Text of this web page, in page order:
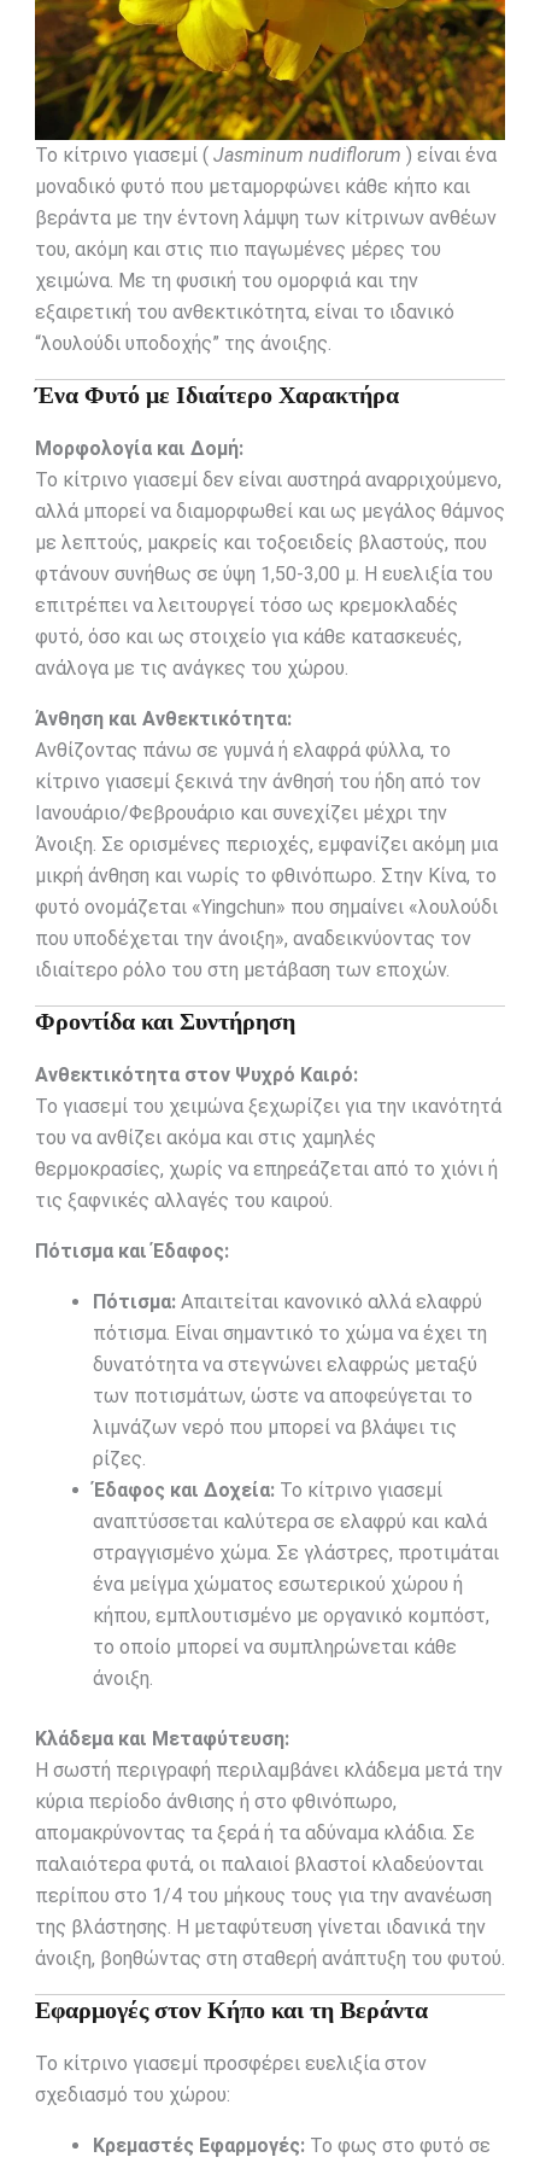
Το κίτρινο γιασεμί ( Jasminum nudiflorum ) είναι ένα
μοναδικό φυτό που μεταμορφώνει κάθε κήπο και
βεράντα με την έντονη λάμψη των κίτρινων ανθέων
του, ακόμη και στις πιο παγωμένες μέρες του
χειμώνα. Με τη φυσική του ομορφιά και την
εξαιρετική του ανθεκτικότητα, είναι το ιδανικό
“λουλούδι υποδοχής” της άνοιξης.
Ένα Φυτό με Ιδιαίτερο Χαρακτήρα
Μορφολογία και Δομή:
Το κίτρινο γιασεμί δεν είναι αυστηρά αναρριχούμενο,
αλλά μπορεί να διαμορφωθεί και ως μεγάλος θάμνος
με λεπτούς, μακρείς και τοξοειδείς βλαστούς, που
φτάνουν συνήθως σε ύψη 1,50-3,00 μ. Η ευελιξία του
επιτρέπει να λειτουργεί τόσο ως κρεμοκλαδές
φυτό, όσο και ως στοιχείο για κάθε κατασκευές,
ανάλογα με τις ανάγκες του χώρου.
Άνθηση και Ανθεκτικότητα:
Ανθίζοντας πάνω σε γυμνά ή ελαφρά φύλλα, το
κίτρινο γιασεμί ξεκινά την άνθησή του ήδη από τον
Ιανουάριο/Φεβρουάριο και συνεχίζει μέχρι την
Άνοιξη. Σε ορισμένες περιοχές, εμφανίζει ακόμη μια
μικρή άνθηση και νωρίς το φθινόπωρο. Στην Κίνα, το
φυτό ονομάζεται «Yingchun» που σημαίνει «λουλούδι
που υποδέχεται την άνοιξη», αναδεικνύοντας τον
ιδιαίτερο ρόλο του στη μετάβαση των εποχών.
Φροντίδα και Συντήρηση
Ανθεκτικότητα στον Ψυχρό Καιρό:
Το γιασεμί του χειμώνα ξεχωρίζει για την ικανότητά
του να ανθίζει ακόμα και στις χαμηλές
θερμοκρασίες, χωρίς να επηρεάζεται από το χιόνι ή
τις ξαφνικές αλλαγές του καιρού.
Πότισμα και Έδαφος:
Πότισμα:Απαιτείται κανονικό αλλά ελαφρύ
πότισμα. Είναι σημαντικό το χώμα να έχει τη
δυνατότητα να στεγνώνει ελαφρώς μεταξύ
των ποτισμάτων, ώστε να αποφεύγεται το
λιμνάζων νερό που μπορεί να βλάψει τις
ρίζες.
Έδαφος και Δοχεία:Το κίτρινο γιασεμί
αναπτύσσεται καλύτερα σε ελαφρύ και καλά
στραγγισμένο χώμα. Σε γλάστρες, προτιμάται
ένα μείγμα χώματος εσωτερικού χώρου ή
κήπου, εμπλουτισμένο με οργανικό κομπόστ,
το οποίο μπορεί να συμπληρώνεται κάθε
άνοιξη.
Κλάδεμα και Μεταφύτευση:
Η σωστή περιγραφή περιλαμβάνει κλάδεμα μετά την
κύρια περίοδο άνθισης ή στο φθινόπωρο,
απομακρύνοντας τα ξερά ή τα αδύναμα κλάδια. Σε
παλαιότερα φυτά, οι παλαιοί βλαστοί κλαδεύονται
περίπου στο 1/4 του μήκους τους για την ανανέωση
της βλάστησης. Η μεταφύτευση γίνεται ιδανικά την
άνοιξη, βοηθώντας στη σταθερή ανάπτυξη του φυτού.
Εφαρμογές στον Κήπο και τη Βεράντα
Το κίτρινο γιασεμί προσφέρει ευελιξία στον
σχεδιασμό του χώρου:
Κρεμαστές Εφαρμογές:Το φως στο φυτό σε